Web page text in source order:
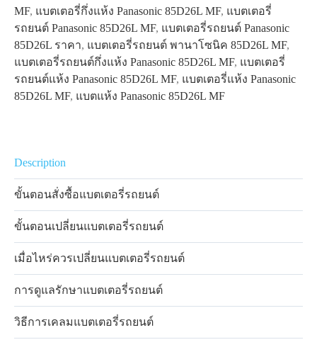
MF, แบตเตอรี่กึ่งแห้ง Panasonic 85D26L MF, แบตเตอรี่
รถยนต์ Panasonic 85D26L MF, แบตเตอรี่รถยนต์ Panasonic
85D26L ราคา, แบตเตอรี่รถยนต์ พานาโซนิค 85D26L MF,
แบตเตอรี่รถยนต์กึ่งแห้ง Panasonic 85D26L MF, แบตเตอรี่
รถยนต์แห้ง Panasonic 85D26L MF, แบตเตอรี่แห้ง Panasonic
85D26L MF, แบตแห้ง Panasonic 85D26L MF
Description
ขั้นตอนสั่งซื้อแบตเตอรี่รถยนต์
ขั้นตอนเปลี่ยนแบตเตอรี่รถยนต์
เมื่อไหร่ควรเปลี่ยนแบตเตอรี่รถยนต์
การดูแลรักษาแบตเตอรี่รถยนต์
วิธีการเคลมแบตเตอรี่รถยนต์